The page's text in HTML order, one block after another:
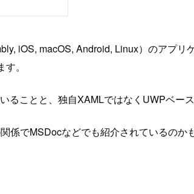
iOS, macOS, Android, Linux）のアプ
。
ことと、独自XAMLではなくUWPベー
でMSDocなどでも紹介されているの